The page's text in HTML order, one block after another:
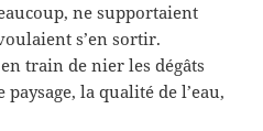
ne supportaient
s’en sortir.
train de nier les dégâts
la qualité de l’eau,